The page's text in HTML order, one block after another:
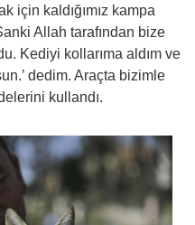
için kaldığımız kampa
Allah tarafından bize
Kediyi kollarıma aldım ve
dedim. Araçta bizimle
kullandı.